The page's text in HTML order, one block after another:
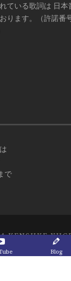
ている歌詞は 日本
ります。（許諾番
で
KENSUKE
Blog